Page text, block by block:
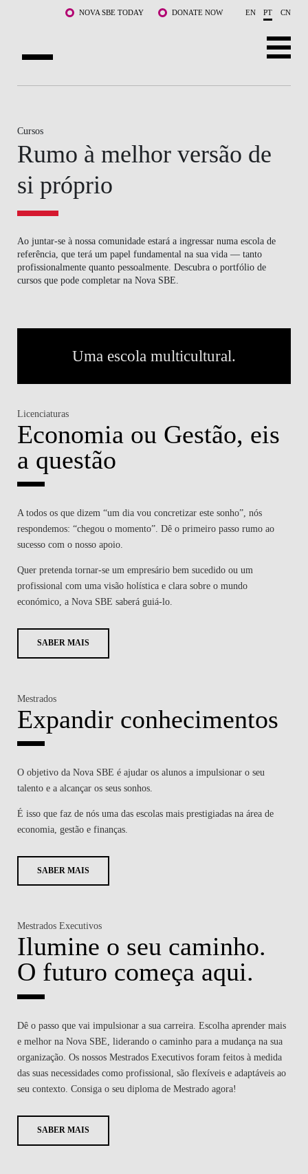
Saltar para o conteúdo principalNOVA SBE TODAY DONATE NOW EN PT CN
CURSOS
DOCENTES E INVESTIGAÇÃO
COMUNIDADE
WHAT'S HAPPENING
Cursos
Rumo à melhor versão de
si próprio
Ao juntar-se à nossa comunidade estará a ingressar numa escola de
referência, que terá um papel fundamental na sua vida — tanto
profissionalmente quanto pessoalmente. Descubra o portfólio de
cursos que pode completar na Nova SBE.
Uma escola multicultural.
Licenciaturas
Economia ou Gestão, eis
a questão
A todos os que dizem “um dia vou concretizar este sonho”, nós
respondemos: “chegou o momento”. Dê o primeiro passo rumo ao
sucesso com o nosso apoio.
Quer pretenda tornar-se um empresário bem sucedido ou um
profissional com uma visão holística e clara sobre o mundo
económico, a Nova SBE saberá guiá-lo.
SABER MAIS
Mestrados
Expandir conhecimentos
O objetivo da Nova SBE é ajudar os alunos a impulsionar o seu
talento e a alcançar os seus sonhos.
É isso que faz de nós uma das escolas mais prestigiadas na área de
economia, gestão e finanças.
SABER MAIS
Mestrados Executivos
Ilumine o seu caminho.
O futuro começa aqui.
Dê o passo que vai impulsionar a sua carreira. Escolha aprender mais
e melhor na Nova SBE, liderando o caminho para a mudança na sua
organização. Os nossos Mestrados Executivos foram feitos à medida
das suas necessidades como profissional, são flexíveis e adaptáveis ao
seu contexto. Consiga o seu diploma de Mestrado agora!
SABER MAIS